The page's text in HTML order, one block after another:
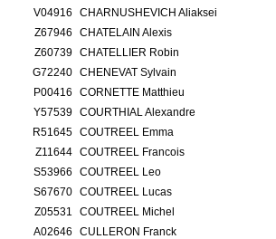
V04916
CHARNUSHEVICH Aliaksei
Z67946
CHATELAIN Alexis
Z60739 CHATELLIER Robin
G72240 CHENEVAT Sylvain
P00416
CORNETTE Matthieu
Y57539 COURTHIAL Alexandre
R51645 COUTREEL Emma
Z11644 COUTREEL Francois
S53966
COUTREEL Leo
S67670 COUTREEL Lucas
Z05531
COUTREEL Michel
A02646
CULLERON Franck